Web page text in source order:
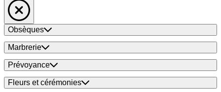
Obsèques
Marbrerie
Prévoyance
Fleurs et cérémonies